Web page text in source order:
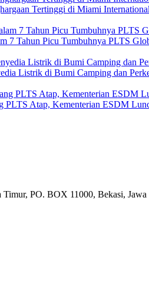
Tertinggi di Miami
7 Tahun Picu Tumbuhnya PLTS
Listrik di Bumi Camping dan
PLTS Atap, Kementerian ESDM
PO. BOX 11000, Bekasi, Jawa